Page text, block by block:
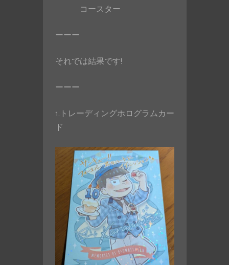
コースター
ーーー
それでは結果です!
ーーー
1.トレーディングホログラムカー
ド